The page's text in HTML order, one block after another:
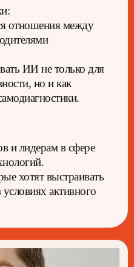
отношения между
ИИ не только для
но и как
и лидерам в сфере
хотят выстраивать
активного